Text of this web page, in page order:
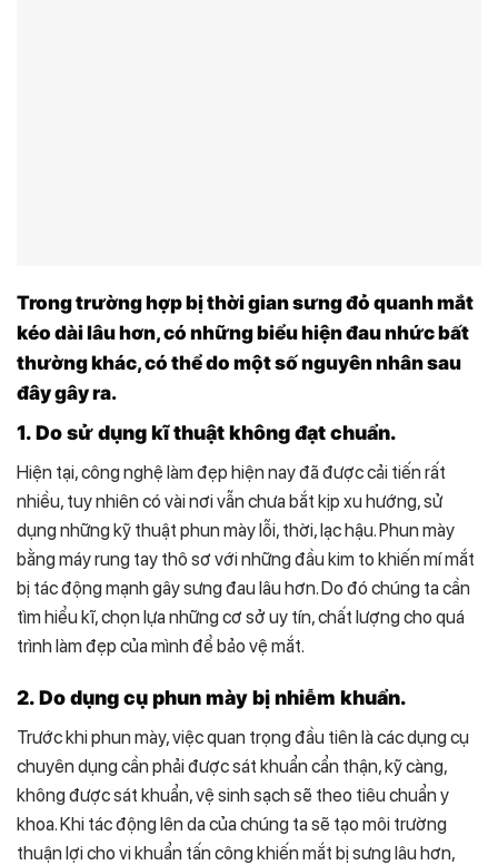
Trong trường hợp bị thời gian sưng đỏ quanh mắt
kéo dài lâu hơn, có những biểu hiện đau nhức bất
thường khác, có thể do một số nguyên nhân sau
đây gây ra.
1. Do sử dụng kĩ thuật không đạt chuẩn.
Hiện tại, công nghệ làm đẹp hiện nay đã được cải tiến rất
nhiều, tuy nhiên có vài nơi vẫn chưa bắt kịp xu hướng, sử
dụng những kỹ thuật phun mày lỗi, thời, lạc hậu. Phun mày
bằng máy rung tay thô sơ với những đầu kim to khiến mí mắt
bị tác động mạnh gây sưng đau lâu hơn. Do đó chúng ta cần
tìm hiểu kĩ, chọn lựa những cơ sở uy tín, chất lượng cho quá
trình làm đẹp của mình để bảo vệ mắt.
2. Do dụng cụ phun mày bị nhiễm khuẩn.
Trước khi phun mày, việc quan trọng đầu tiên là các dụng cụ
chuyên dụng cần phải được sát khuẩn cẩn thận, kỹ càng,
không được sát khuẩn, vệ sinh sạch sẽ theo tiêu chuẩn y
khoa. Khi tác động lên da của chúng ta sẽ tạo môi trường
thuận lợi cho vi khuẩn tấn công khiến mắt bị sưng lâu hơn,